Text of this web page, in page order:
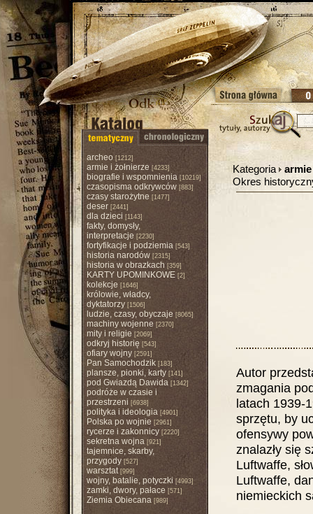
archeo [1212]
armie i żołnierze [4233]
biografie i wspomnienia[10219]
czasopisma odkrywców[883]
czasy starożytne [1477]
deser[2441]
dla dzieci [1143]
fakty, domysły,
interpretacje [2230]
fortyfikacje i podziemia[543]
historia narodów[2315]
historia w obrazkach [359]
KARTY UPOMINKOWE[2]
kolekcje [1646]
królowie, władcy,
dyktatorzy[1506]
ludzie, czasy, obyczaje [8065]
machiny wojenne [2370]
mity i religie [2069]
odkryj historię[543]
ofiary wojny[2591]
Pan Samochodzik[183]
plansze, pionki, karty[141]
pod Gwiazdą Dawida[1342]
podróże w czasie i
przestrzeni [6938]
polityka i ideologia[4901]
Polska po wojnie [2961]
rycerze i zakonnicy[2220]
sekretna wojna[921]
tajemnice, skarby,
przygody[527]
warsztat[999]
wojny, batalie, potyczki [4993]
zamki, dwory, pałace [571]
Ziemia Obiecana[989]
Kategoria
armie
Okres
Autor
zmagania
latach 1939-
sprzętu, by
ofensywy
znalazły się
Luftwaffe,
Luftwaffe,
niemieckich